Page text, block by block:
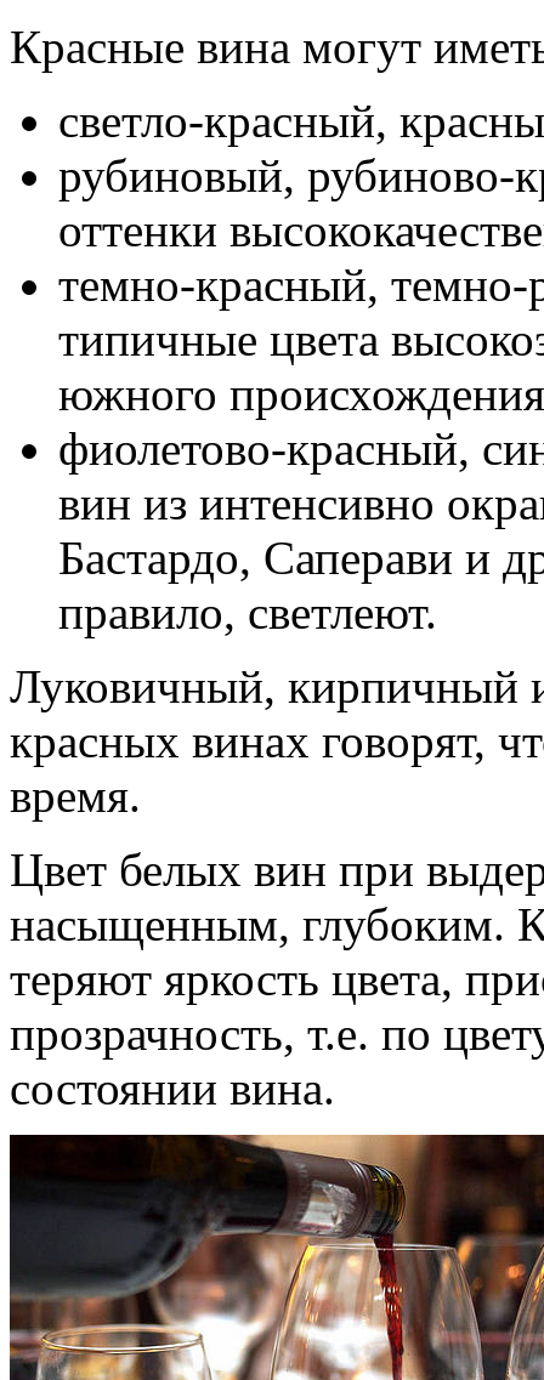
Красные вина могут
светло-красный,
рубиновый, рубиново-
оттенки
темно-красный,
типичные цвета
южного
фиолетово-красный,
вин из интенсивно
Бастардо, Саперави и
правило, светлеют.
Луковичный, кирпичный
красных винах говорят,
время.
Цвет белых вин при
насыщенным, глубоким.
теряют яркость цвета,
прозрачность, т.е. по
состоянии вина.